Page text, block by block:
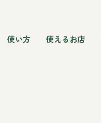
使い方 使えるお店